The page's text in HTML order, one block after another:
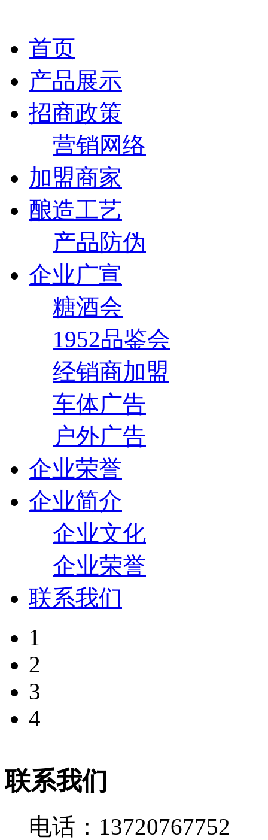
首页
产品展示
招商政策
营销网络
加盟商家
酿造工艺
产品防伪
企业广宣
糖酒会
1952品鉴会
经销商加盟
车体广告
户外广告
企业荣誉
企业简介
企业文化
企业荣誉
联系我们
1
2
3
4
联系我们
电话：13720767752